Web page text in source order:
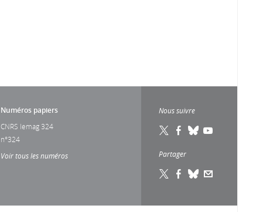
Numéros papiers
CNRS lemag 324
n°324
Voir tous les numéros
Nous suivre
Partager